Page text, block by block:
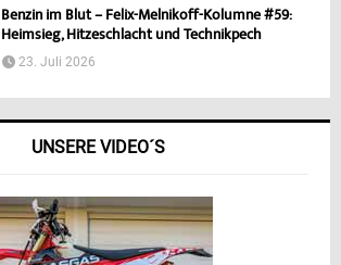
Benzin im Blut – Felix-Melnikoff-Kolumne #59:
Heimsieg, Hitzeschlacht und Technikpech
23. Juli 2026
UNSERE VIDEO´S